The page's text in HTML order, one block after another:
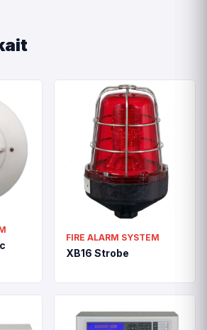
FIRE ALARM SYSTEM
XB16 Strobe